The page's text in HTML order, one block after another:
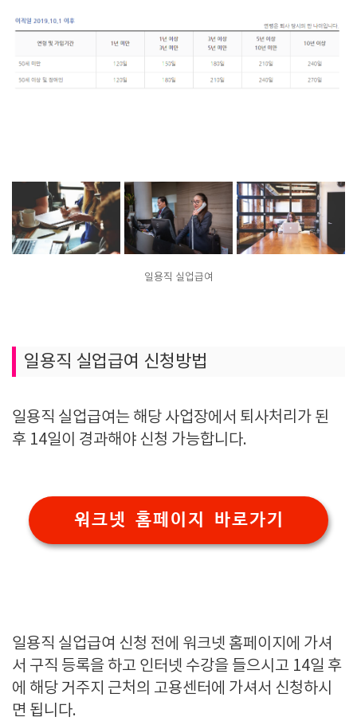
일용직 실업급여
일용직 실업급여 신청방법
일용직 실업급여는 해당 사업장에서 퇴사처리가 된
후 14일이 경과해야 신청 가능합니다.
워크넷 홈페이지 바로가기
일용직 실업급여 신청 전에 워크넷 홈페이지에 가셔
서 구직 등록을 하고 인터넷 수강을 들으시고 14일 후
에 해당 거주지 근처의 고용센터에 가셔서 신청하시
면 됩니다.